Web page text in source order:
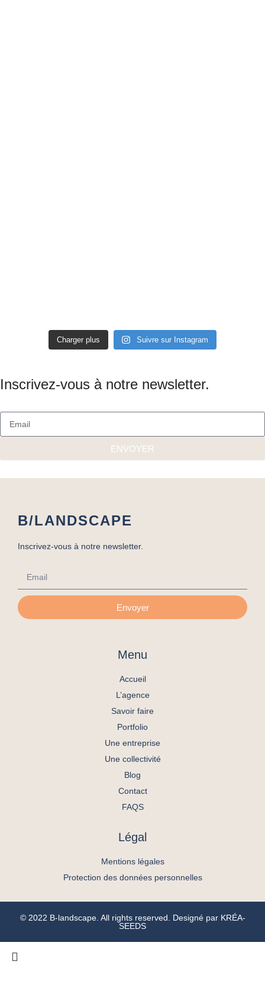
Charger plus Suivre sur Instagram
Inscrivez-vous à notre newsletter.
ENVOYER
B/LANDSCAPE
Inscrivez-vous à notre newsletter.
Envoyer
Menu
Accueil
L’agence
Savoir faire
Portfolio
Une entreprise
Une collectivité
Blog
Contact
FAQS
Légal
Mentions légales
Protection des données personnelles
© 2022 B-landscape. All rights reserved. Designé par KRÉA-
SEEDS